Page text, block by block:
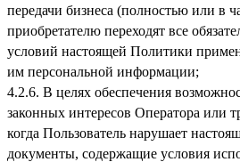
передачи бизнеса (полностью или в
приобретателю переходят все
условий настоящей Политики
им персональной информации;
4.2.6. В целях обеспечения
законных интересов Оператора или
когда Пользователь нарушает
документы, содержащие условия